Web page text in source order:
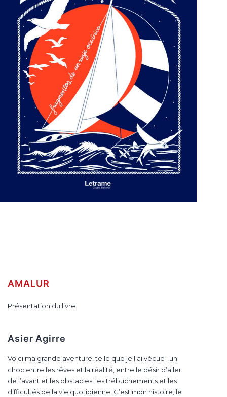
AMALUR
Présentation du livre.
Asier Agirre
Voici ma grande aventure, telle que je l’ai vécue : un
choc entre les rêves et la réalité, entre le désir d’aller
de l’avant et les obstacles, les trébuchements et les
difficultés de la vie quotidienne. C’est mon histoire, le